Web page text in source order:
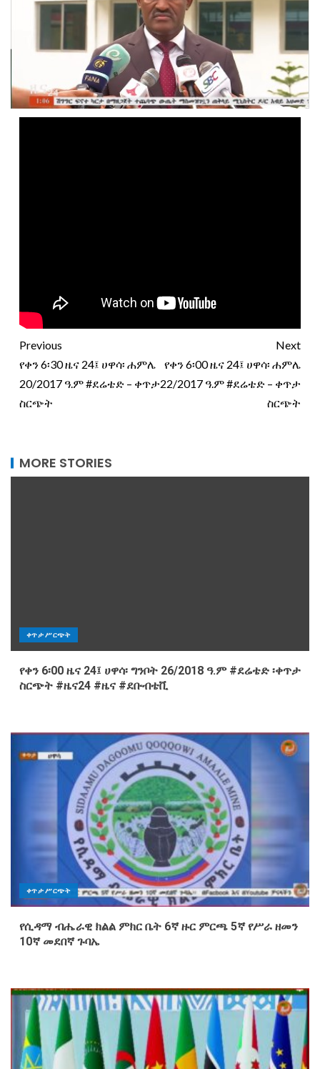
Previous
የቀን 6፡30 ዜና 24፤ ሀዋሳ፡ ሐምሌ
20/2017 ዓ.ም #ደሬቴድ – ቀጥታ
ስርጭት
Next
የቀን 6፡00 ዜና 24፤ ሀዋሳ፡ ሐምሌ
22/2017 ዓ.ም #ደሬቴድ – ቀጥታ
ስርጭት
MORE STORIES
ቀጥታ ሥርጭት
የቀን 6፡00 ዜና 24፤ ሀዋሳ፡ ግንቦት 26/2018 ዓ.ም #ደሬቴድ ፡ቀጥታ
ስርጭት #ዜና24 #ዜና #ደቡብቴቪ
ቀጥታ ሥርጭት
የሲዳማ ብሔራዊ ክልል ምክር ቤት 6ኛ ዙር ምርጫ 5ኛ የሥራ ዘመን
10ኛ መደበኛ ጉባኤ